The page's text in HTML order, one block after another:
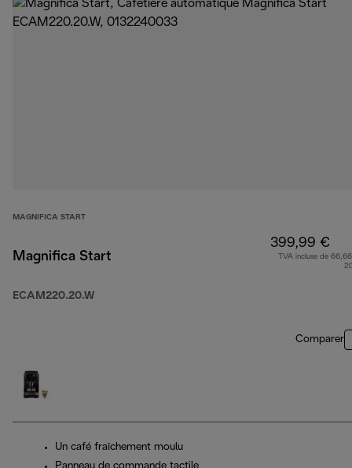
MAGNIFICA START
Magnifica Start
ECAM220.20.W
399,99 €
TVA incluse de
Comparer
Un café fraîchement moulu